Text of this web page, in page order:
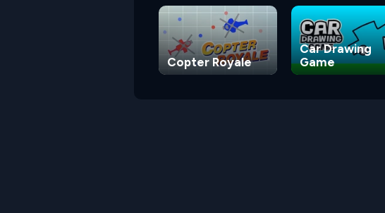
Copter Royale
Car Drawing
Game